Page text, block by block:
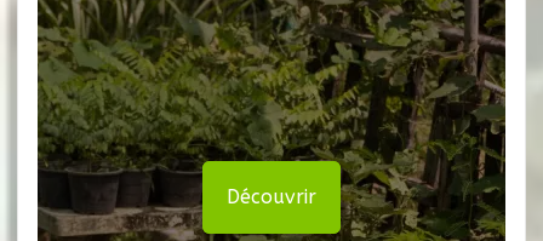
Découvrir